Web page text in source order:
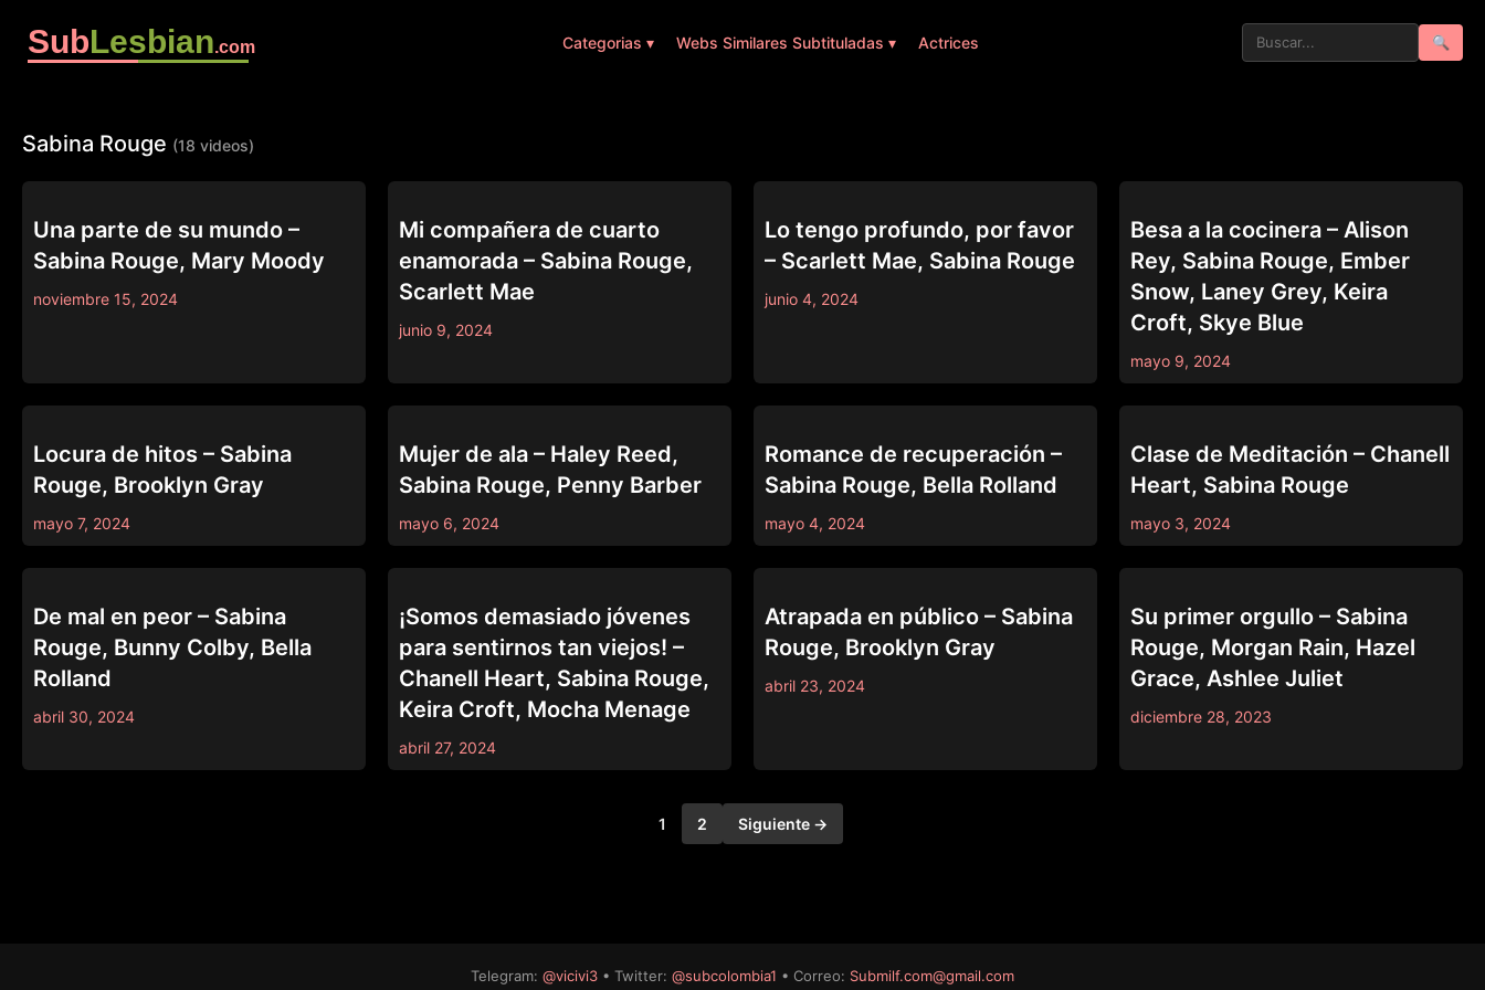
SubLesbian.com Categorias ▾ Webs Similares Subtituladas ▾ Actrices 🔍
Sabina Rouge (18 videos)
Una parte de su mundo –
Sabina Rouge, Mary Moody
noviembre 15, 2024
Mi compañera de cuarto
enamorada – Sabina Rouge,
Scarlett Mae
junio 9, 2024
Lo tengo profundo, por favor
– Scarlett Mae, Sabina Rouge
junio 4, 2024
Besa a la cocinera – Alison
Rey, Sabina Rouge, Ember
Snow, Laney Grey, Keira
Croft, Skye Blue
mayo 9, 2024
Locura de hitos – Sabina
Rouge, Brooklyn Gray
mayo 7, 2024
Mujer de ala – Haley Reed,
Sabina Rouge, Penny Barber
mayo 6, 2024
Romance de recuperación –
Sabina Rouge, Bella Rolland
mayo 4, 2024
Clase de Meditación – Chanell
Heart, Sabina Rouge
mayo 3, 2024
De mal en peor – Sabina
Rouge, Bunny Colby, Bella
Rolland
abril 30, 2024
¡Somos demasiado jóvenes
para sentirnos tan viejos! –
Chanell Heart, Sabina Rouge,
Keira Croft, Mocha Menage
abril 27, 2024
Atrapada en público – Sabina
Rouge, Brooklyn Gray
abril 23, 2024
Su primer orgullo – Sabina
Rouge, Morgan Rain, Hazel
Grace, Ashlee Juliet
diciembre 28, 2023
1 2 Siguiente →
Telegram: @vicivi3 • Twitter: @subcolombia1 • Correo: Submilf.com@gmail.com